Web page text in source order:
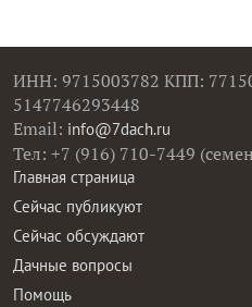
ИНН: 9715003782 КПП:
5147746293448
Email: info@7dach.ru
Тел: +7 (916) 710-7449
Главная страница
Сейчас публикуют
Сейчас обсуждают
Дачные вопросы
Помощь